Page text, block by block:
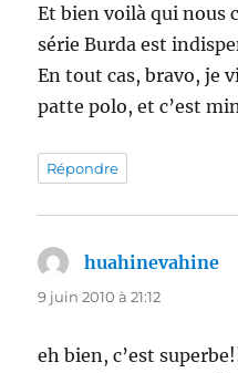
Et bien voilà qui nous
série Burda est
En tout cas, bravo, je
patte polo, et c’est
Répondre
huahinevahine
9 juin 2010 à 21:12
eh bien, c’est